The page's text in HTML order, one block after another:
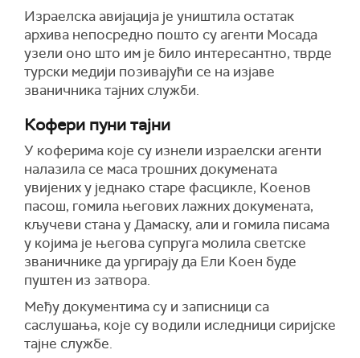
Израелска авијација је уништила остатак
архива непосредно пошто су агенти Мосада
узели оно што им је било интересантно, тврде
турски медији позивајући се на изјаве
званичника тајних служби.
Кофери пуни тајни
У коферима које су изнели израелски агенти
налазила се маса трошних докумената
увијених у једнако старе фасцикле, Коенов
пасош, гомила његових лажних докумената,
кључеви стана у Дамаску, али и гомила писама
у којима је његова супруга молила светске
званичнике да ургирају да Ели Коен буде
пуштен из затвора.
Међу документима су и записници са
саслушања, које су водили иследници сиријске
тајне службе.